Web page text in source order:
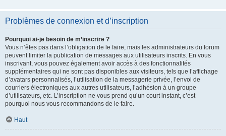
Problèmes de connexion et d’inscription
Pourquoi ai-je besoin de m’inscrire ?
Vous n’êtes pas dans l’obligation de le faire, mais les administrateurs du forum
peuvent limiter la publication de messages aux utilisateurs inscrits. En vous
inscrivant, vous pouvez également avoir accès à des fonctionnalités
supplémentaires qui ne sont pas disponibles aux visiteurs, tels que l’affichage
d’avatars personnalisés, l’utilisation de la messagerie privée, l’envoi de
courriers électroniques aux autres utilisateurs, l’adhésion à un groupe
d’utilisateurs, etc. L’inscription ne vous prend qu’un court instant, c’est
pourquoi nous vous recommandons de le faire.
Haut